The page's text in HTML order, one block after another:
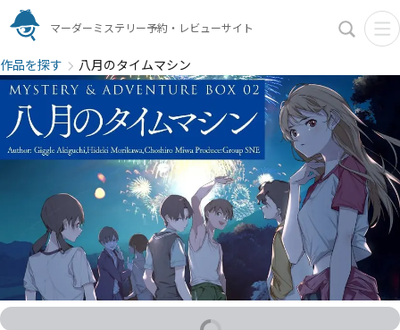
マーダーミステリー予約・レビューサイト
作品を探す 八月のタイムマシン